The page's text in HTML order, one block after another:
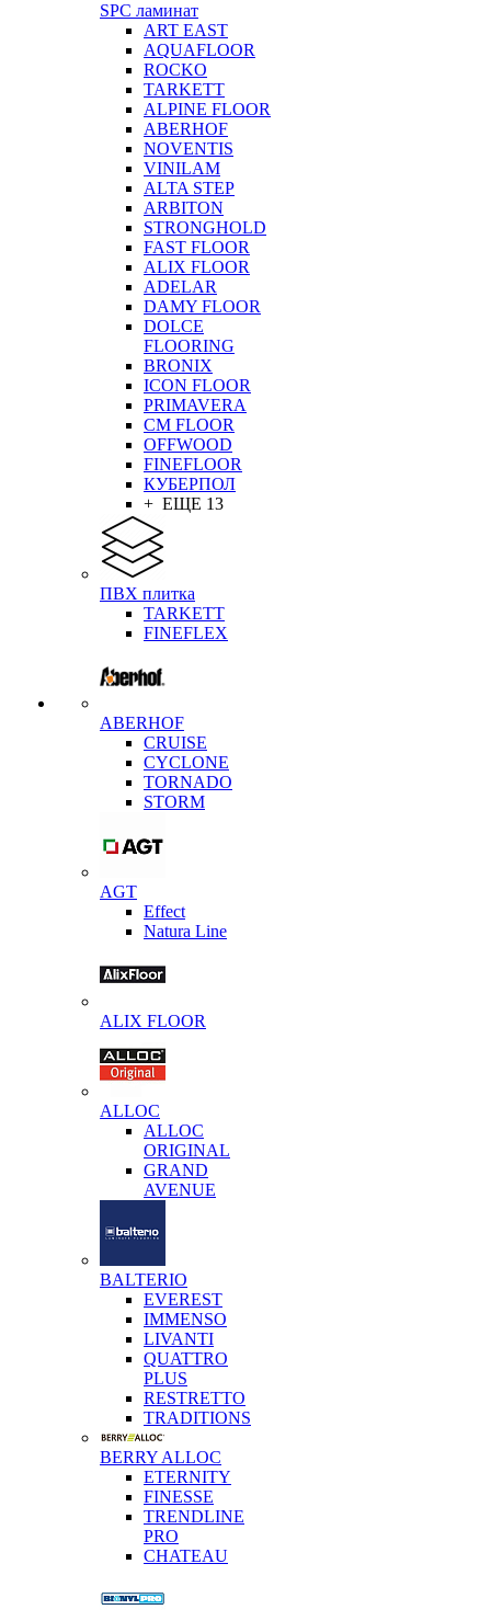
SPC ламинат
ART EAST
AQUAFLOOR
ROCKO
TARKETT
ALPINE FLOOR
ABERHOF
NOVENTIS
VINILAM
ALTA STEP
ARBITON
STRONGHOLD
FAST FLOOR
ALIX FLOOR
ADELAR
DAMY FLOOR
DOLCE
FLOORING
BRONIX
ICON FLOOR
PRIMAVERA
CM FLOOR
OFFWOOD
FINEFLOOR
КУБЕРПОЛ
+ ЕЩЕ 13
ПВХ плитка
TARKETT
FINEFLEX
ABERHOF
CRUISE
CYCLONE
TORNADO
STORM
AGT
Effect
Natura Line
ALIX FLOOR
ALLOC
ALLOC
ORIGINAL
GRAND
AVENUE
BALTERIO
EVEREST
IMMENSO
LIVANTI
QUATTRO
PLUS
RESTRETTO
TRADITIONS
BERRY ALLOC
ETERNITY
FINESSE
TRENDLINE
PRO
CHATEAU